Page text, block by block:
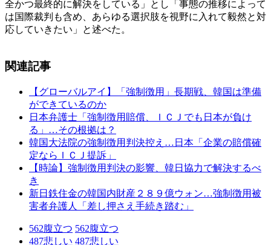
全かつ最終的に解決をしている」とし「事態の推移によって
は国際裁判も含め、あらゆる選択肢を視野に入れて毅然と対
応していきたい」と述べた。
関連記事
【グローバルアイ】「強制徴用」長期戦、韓国は準備
ができているのか
日本弁護士「強制徴用賠償、ＩＣＪでも日本が負け
る」…その根拠は？
韓国大法院の強制徴用判決控え…日本「企業の賠償確
定ならＩＣＪ提訴」
【時論】強制徴用判決の影響、韓日協力で解決するべ
き
新日鉄住金の韓国内財産２８９億ウォン…強制徴用被
害者弁護人「差し押さえ手続き踏む」
562腹立つ 562腹立つ
487悲しい 487悲しい